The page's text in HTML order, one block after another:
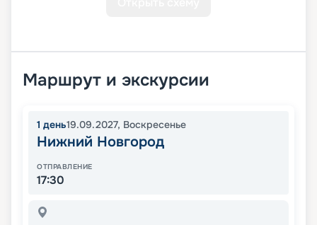
Маршрут и экскурсии
1 день19.09.2027, Воскресенье
Нижний Новгород
ОТПРАВЛЕНИЕ
17:30